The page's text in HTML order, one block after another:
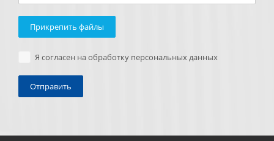
Прикрепить файлы
Я согласен на обработку персональных данных